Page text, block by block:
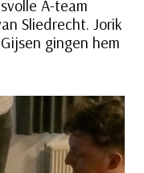
A-team
Sliedrecht. Jorik
gingen hem